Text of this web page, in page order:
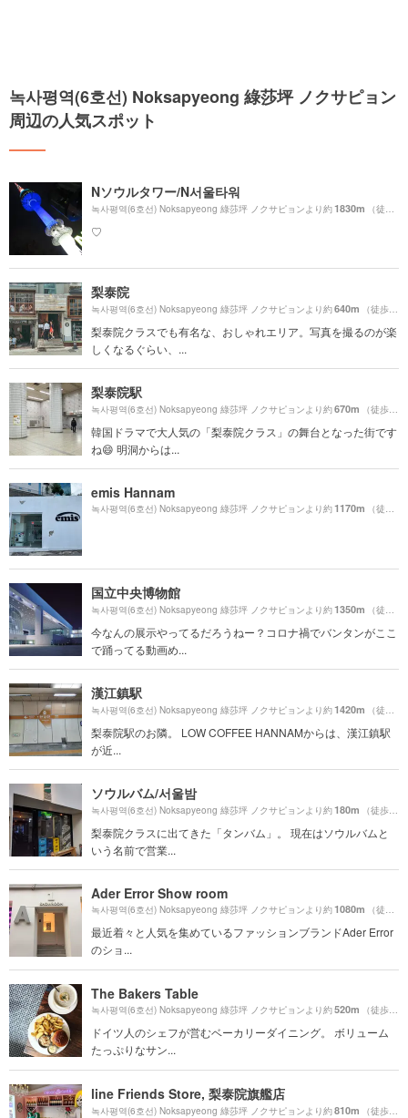
녹사평역(6호선) Noksapyeong 綠莎坪 ノクサピョン
周辺の人気スポット
Nソウルタワー/N서울타워
녹사평역(6호선) Noksapyeong 綠莎坪 ノクサピョンより約1830m （徒歩31分）
♡
梨泰院
녹사평역(6호선) Noksapyeong 綠莎坪 ノクサピョンより約640m （徒歩11分）
梨泰院クラスでも有名な、おしゃれエリア。写真を撮るのが楽
しくなるぐらい、...
梨泰院駅
녹사평역(6호선) Noksapyeong 綠莎坪 ノクサピョンより約670m （徒歩12分）
韓国ドラマで大人気の「梨泰院クラス」の舞台となった街です
ね😄 明洞からは...
emis Hannam
녹사평역(6호선) Noksapyeong 綠莎坪 ノクサピョンより約1170m （徒歩20分）
国立中央博物館
녹사평역(6호선) Noksapyeong 綠莎坪 ノクサピョンより約1350m （徒歩23分）
今なんの展示やってるだろうねー？コロナ禍でバンタンがここ
で踊ってる動画め...
漢江鎮駅
녹사평역(6호선) Noksapyeong 綠莎坪 ノクサピョンより約1420m （徒歩24分）
梨泰院駅のお隣。 LOW COFFEE HANNAMからは、漢江鎮駅
が近...
ソウルバム/서울밤
녹사평역(6호선) Noksapyeong 綠莎坪 ノクサピョンより約180m （徒歩4分）
梨泰院クラスに出てきた「タンバム」。 現在はソウルバムと
いう名前で営業...
Ader Error Show room
녹사평역(6호선) Noksapyeong 綠莎坪 ノクサピョンより約1080m （徒歩19分）
最近着々と人気を集めているファッションブランドAder Error
のショ...
The Bakers Table
녹사평역(6호선) Noksapyeong 綠莎坪 ノクサピョンより約520m （徒歩9分）
ドイツ人のシェフが営むベーカリーダイニング。 ボリューム
たっぷりなサン...
line Friends Store, 梨泰院旗艦店
녹사평역(6호선) Noksapyeong 綠莎坪 ノクサピョンより約810m （徒歩14分）